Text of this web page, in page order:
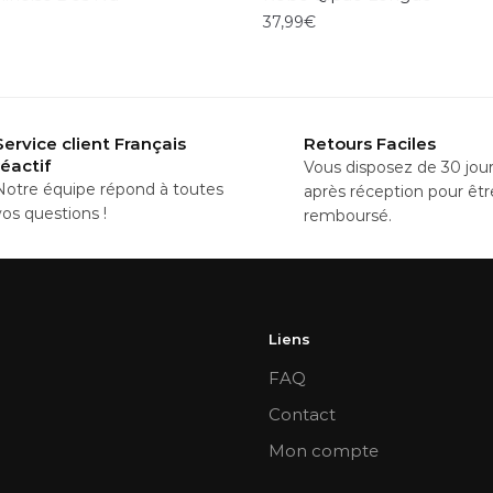
37,99€
plusieurs
variations.
options
choisies
sur
la
page
client Français
équipe répond à toutes
questions !
Retours Faciles
Vous disposez de 30
après réception pour
remboursé.
Liens
FAQ
Contact
Mon compte